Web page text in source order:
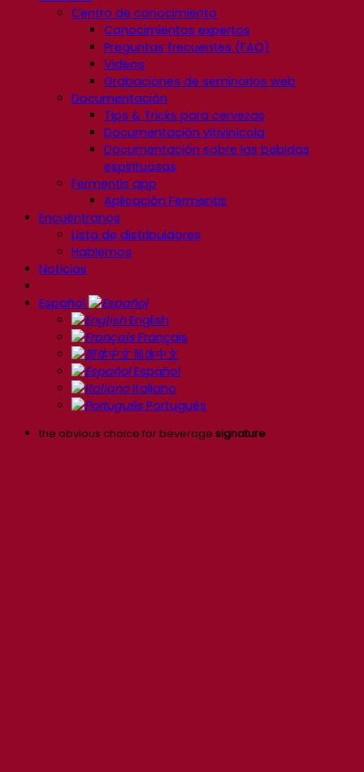
Centro de conocimiento
Conocimientos expertos
Preguntas frecuentes (FAQ)
Videos
Grabaciones de seminarios web
Documentación
Tips & Tricks para cervezas
Documentación vitivinícola
Documentación sobre las bebidas
espirituosas
Fermentis app
Aplicación Fermentis
Encuéntranos
Lista de distribuidores
Hablemos
Noticias
Español
English
Français
简体中文
Español
Italiano
Português
the obvious choice for beverage signature